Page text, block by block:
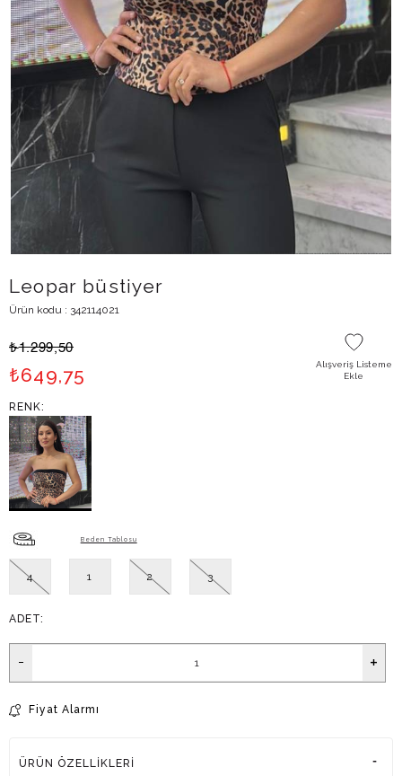
Leopar büstiyer
Ürün kodu : 342114021
₺1.299,50
₺649,75
Alışveriş Listeme
Ekle
RENK:
Beden Tablosu
4 1 2 3
ADET:
Fiyat Alarmı
ÜRÜN ÖZELLIKLERI